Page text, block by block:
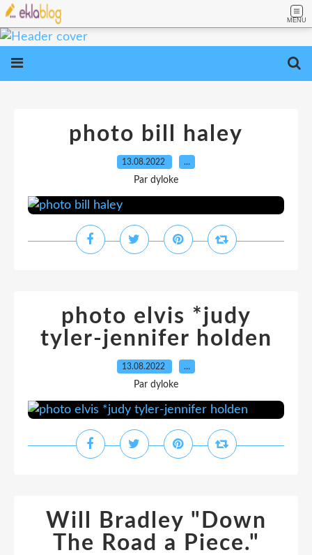
MENU
photo bill haley
13.08.2022 …
Par dyloke
photo elvis *judy
tyler-jennifer holden
13.08.2022 …
Par dyloke
Will Bradley "Down
The Road a Piece."